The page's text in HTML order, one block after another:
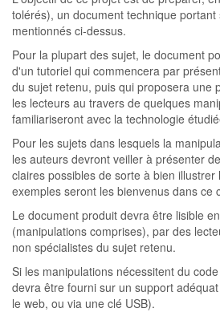
tolérés), un document technique
mentionnés ci-dessus.
Pour la plupart des sujet, le document
d'un tutoriel qui commencera par
du sujet retenu, puis qui proposera une
les lecteurs au travers de quelques
familiariseront avec la technologie
Pour les sujets dans lesquels la
les auteurs devront veiller à présenter
claires possibles de sorte à bien
exemples seront les bienvenus dans ce
Le document produit devra être lisible
(manipulations comprises), par des
non spécialistes du sujet retenu.
Si les manipulations nécessitent du
devra être fourni sur un support
le web, ou via une clé USB).